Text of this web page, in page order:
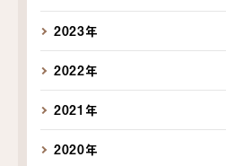
2023年
2022年
2021年
2020年